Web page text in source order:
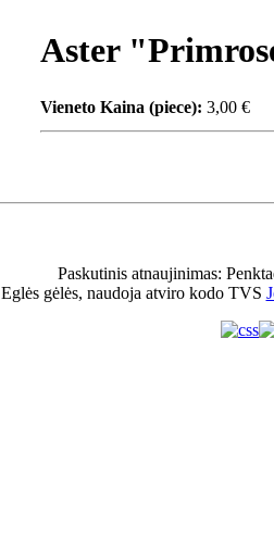
Aster
Vieneto Kaina (piece): 3,00 €
Paskutinis atnaujinimas:
Eglės gėlės, naudoja atviro kodo TVS